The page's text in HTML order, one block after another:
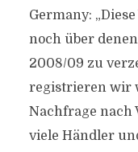
Germany:
noch über
2008/09 zu
registrieren wir
Nachfrage nach
viele Händler